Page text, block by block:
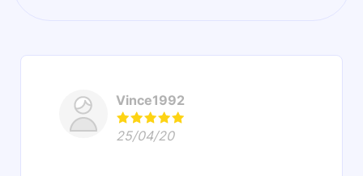
Vince1992
25/04/20